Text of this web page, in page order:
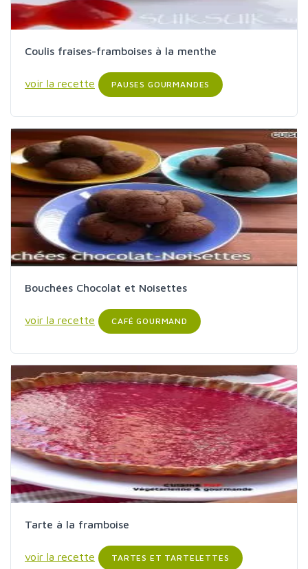
Coulis fraises-framboises à la menthe
voir la recette PAUSES GOURMANDES
Bouchées Chocolat et Noisettes
voir la recette CAFÉ GOURMAND
Tarte à la framboise
voir la recette TARTES ET TARTELETTES